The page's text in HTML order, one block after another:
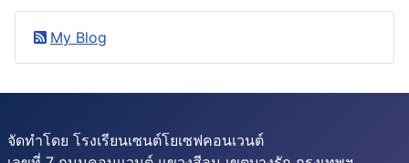
My Blog
จัดทำโดย โรงเรียนเซนต์โยเซฟคอนเวนต์